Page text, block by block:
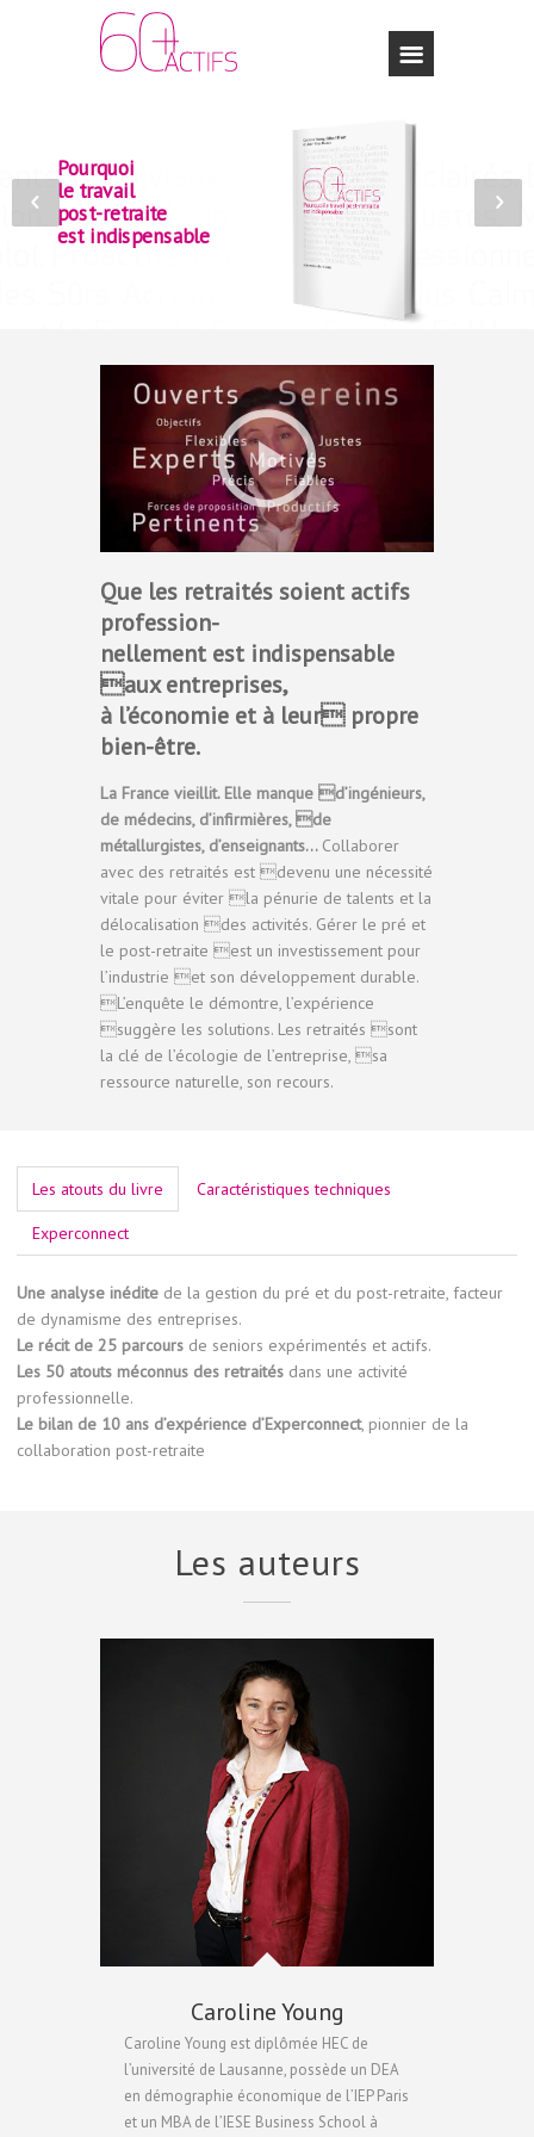
Pourquoi
le travail
post-retraite
est indispensable
Que les retraités soient actifs
profession-
nellement est indispensable
aux entreprises,
à l’économie et à leur propre
bien-être.
La France vieillit. Elle manque d’ingénieurs,
de médecins, d’infirmières, de
métallurgistes, d’enseignants… Collaborer
avec des retraités est devenu une nécessité
vitale pour éviter la pénurie de talents et la
délocalisation des activités. Gérer le pré et
le post-retraite est un investissement pour
l’industrie et son développement durable.
L’enquête le démontre, l’expérience
suggère les solutions. Les retraités sont
la clé de l’écologie de l’entreprise, sa
ressource naturelle, son recours.
Les atouts du livre Caractéristiques techniques
Experconnect
Une analyse inédite de la gestion du pré et du post-retraite, facteur
de dynamisme des entreprises.
Le récit de 25 parcours de seniors expérimentés et actifs.
Les 50 atouts méconnus des retraités dans une activité
professionnelle.
Le bilan de 10 ans d’expérience d’Experconnect, pionnier de la
collaboration post-retraite
Les auteurs
Caroline Young
Caroline Young est diplômée HEC de
l’université de Lausanne, possède un DEA
en démographie économique de l’IEP Paris
et un MBA de l’IESE Business School à